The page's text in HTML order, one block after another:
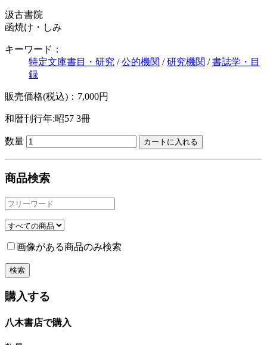
汲古書院
函焼け・しみ
キーワード：
特定文庫書目・研究 /公的機関 /研究機関 /書誌学・目
録
販売価格(税込)：7,000円
和暦刊行年:昭57 3冊
数量
商品検索
画像がある商品のみ検索
購入する
八木書店で購入